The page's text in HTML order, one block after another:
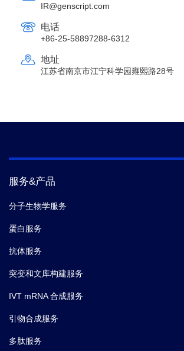
IR@genscript.com
电话
+86-25-58897288-6312
地址
江苏省南京市江宁科学园雍熙路28号
服务&产品
分子生物学服务
蛋白服务
抗体服务
突变和文库构建服务
IVT mRNA 合成服务
引物合成服务
多肽服务